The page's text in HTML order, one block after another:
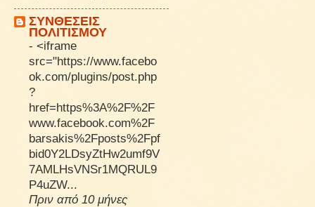
ΣΥΝΘΕΣΕΙΣ
ΠΟΛΙΤΙΣΜΟΥ
- <iframe
src="https://www.facebo
ok.com/plugins/post.php
?
href=https%3A%2F%2F
www.facebook.com%2F
barsakis%2Fposts%2Fpf
bid0Y2LDsyZtHw2umf9V
7AMLHsVNSr1MQRUL9
P4uZW...
Πριν από 10 μήνες